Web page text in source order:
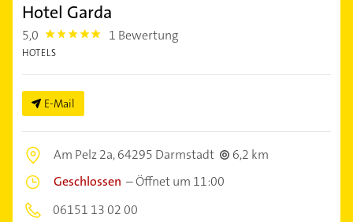
Hotel Garda
5,0 5.0 1 Bewertung
HOTELS
E-Mail
Am Pelz 2a,64295 Darmstadt
6,2 km
Geschlossen –Öffnet um 11:00
06151 13 02 00